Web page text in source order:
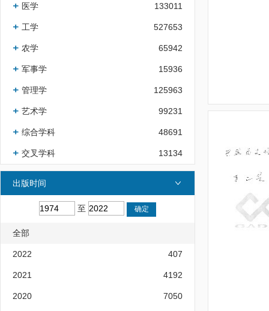
医学 133011
工学 527653
农学 65942
军事学 15936
管理学 125963
艺术学 99231
综合学科 48691
交叉学科 13134
出版时间
至
全部
2022 407
2021 4192
2020 7050